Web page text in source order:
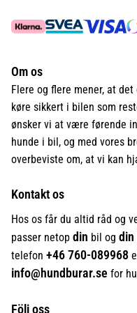
Om os
Flere og flere mener, at
køre sikkert i bilen som
ønsker vi at være førende
hunde i bil, og med vores
overbeviste om, at vi kan
Kontakt os
Hos os får du altid råd og
passer netop din bil og din
telefon +46760-089968
info@hundburar.se for
Följ oss